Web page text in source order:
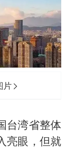
片
台湾省整体
亮眼，但就